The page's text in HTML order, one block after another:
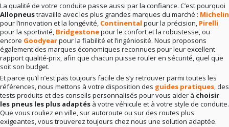
La qualité de votre conduite passe aussi par la confiance. C’est pourquoi
Allopneustravaille avec les plus grandes marques du marché : Michelin
pour l’innovation et la longévité, Continental pour la précision, Pirelli
pour la sportivité, Bridgestonepour le confort et la robustesse, ou
encore Goodyearpour la fiabilité et l’ingéniosité. Nous proposons
également des marques économiques reconnues pour leur excellent
rapport qualité-prix, afin que chacun puisse rouler en sécurité, quel que
soit son budget.
Et parce qu’il n’est pas toujours facile de s’y retrouver parmi toutes les
références, nous mettons à votre disposition des guides pratiques, des
tests produits et des conseils personnalisés pour vous aider à choisir
les pneus les plus adaptés à votre véhicule et à votre style de conduite.
Que vous rouliez en ville, sur autoroute ou sur des routes plus
exigeantes, vous trouverez toujours chez nous une solution adaptée.